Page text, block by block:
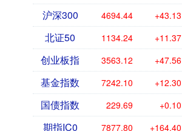
沪深300 4694.44 +43.13
北证50 1134.24 +11.37
创业板指 3563.12 +47.56
基金指数 7242.10 +12.30
国债指数 229.69 +0.10
期指IC0 7877.80 +164.40